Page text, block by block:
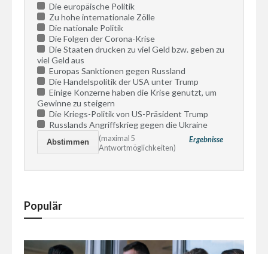
Die europäische Politik
Zu hohe internationale Zölle
Die nationale Politik
Die Folgen der Corona-Krise
Die Staaten drucken zu viel Geld bzw. geben zu
viel Geld aus
Europas Sanktionen gegen Russland
Die Handelspolitik der USA unter Trump
Einige Konzerne haben die Krise genutzt, um
Gewinne zu steigern
Die Kriegs-Politik von US-Präsident Trump
Russlands Angriffskrieg gegen die Ukraine
Ergebnisse
(maximal 5
Antwortmöglichkeiten)
Populär